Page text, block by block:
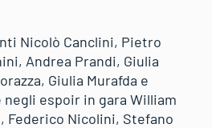
Nicolò Canclini, Pietro
Andrea Prandi, Giulia
Giulia Murafda e
espoir in gara William
Federico Nicolini, Stefano